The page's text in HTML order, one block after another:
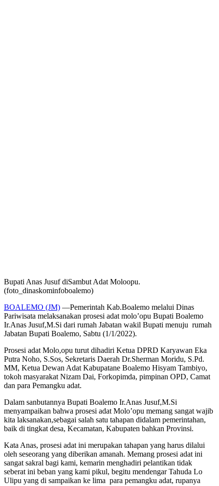
Bupati Anas Jusuf diSambut Adat Moloopu.
(foto_dinaskominfoboalemo)
BOALEMO (JM) —Pemerintah Kab.Boalemo melalui Dinas
Pariwisata melaksanakan prosesi adat molo’opu Bupati Boalemo
Ir.Anas Jusuf,M.Si dari rumah Jabatan wakil Bupati menuju rumah
Jabatan Bupati Boalemo, Sabtu (1/1/2022).
Prosesi adat Molo,opu turut dihadiri Ketua DPRD Karyawan Eka
Putra Noho, S.Sos, Sekretaris Daerah Dr.Sherman Moridu, S.Pd.
MM, Ketua Dewan Adat Kabupatane Boalemo Hisyam Tambiyo,
tokoh masyarakat Nizam Dai, Forkopimda, pimpinan OPD, Camat
dan para Pemangku adat.
Dalam sanbutannya Bupati Boalemo Ir.Anas Jusuf,M.Si
menyampaikan bahwa prosesi adat Molo’opu memang sangat wajib
kita laksanakan,sebagai salah satu tahapan didalam pemerintahan,
baik di tingkat desa, Kecamatan, Kabupaten bahkan Provinsi.
Kata Anas, prosesi adat ini merupakan tahapan yang harus dilalui
oleh seseorang yang diberikan amanah. Memang prosesi adat ini
sangat sakral bagi kami, kemarin menghadiri pelantikan tidak
seberat ini beban yang kami pikul, begitu mendengar Tahuda Lo
Ulipu yang di sampaikan ke lima para pemangku adat, rupanya